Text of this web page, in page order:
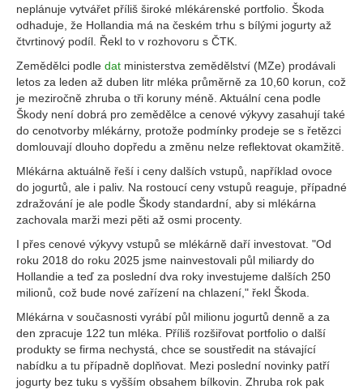
neplánuje vytvářet příliš široké mlékárenské portfolio. Škoda
odhaduje, že Hollandia má na českém trhu s bílými jogurty až
čtvrtinový podíl. Řekl to v rozhovoru s ČTK.
Zemědělci podle dat ministerstva zemědělství (MZe) prodávali
letos za leden až duben litr mléka průměrně za 10,60 korun, což
je meziročně zhruba o tři koruny méně. Aktuální cena podle
Škody není dobrá pro zemědělce a cenové výkyvy zasahují také
do cenotvorby mlékárny, protože podmínky prodeje se s řetězci
domlouvají dlouho dopředu a změnu nelze reflektovat okamžitě.
Mlékárna aktuálně řeší i ceny dalších vstupů, například ovoce
do jogurtů, ale i paliv. Na rostoucí ceny vstupů reaguje, případné
zdražování je ale podle Škody standardní, aby si mlékárna
zachovala marži mezi pěti až osmi procenty.
I přes cenové výkyvy vstupů se mlékárně daří investovat. "Od
roku 2018 do roku 2025 jsme nainvestovali půl miliardy do
Hollandie a teď za poslední dva roky investujeme dalších 250
milionů, což bude nové zařízení na chlazení," řekl Škoda.
Mlékárna v současnosti vyrábí půl milionu jogurtů denně a za
den zpracuje 122 tun mléka. Příliš rozšiřovat portfolio o další
produkty se firma nechystá, chce se soustředit na stávající
nabídku a tu případně doplňovat. Mezi poslední novinky patří
jogurty bez tuku s vyšším obsahem bílkovin. Zhruba rok pak